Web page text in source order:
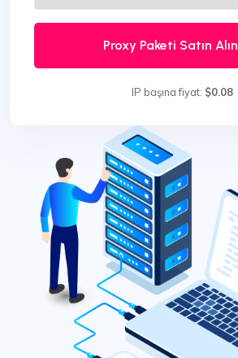
Proxy Paketi Satın Alın
IP başına fiyat: $0.08